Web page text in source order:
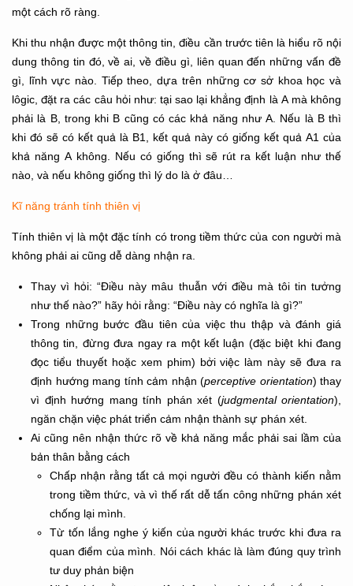
một cách rõ ràng.
Khi thu nhận được một thông tin, điều cần trước tiên là hiểu rõ nội
dung thông tin đó, về ai, về điều gì, liên quan đến những vấn đề
gì, lĩnh vực nào. Tiếp theo, dựa trên những cơ sở khoa học và
lôgic, đặt ra các câu hỏi như: tại sao lại khẳng định là A mà không
phải là B, trong khi B cũng có các khả năng như A. Nếu là B thì
khi đó sẽ có kết quả là B1, kết quả này có giống kết quả A1 của
khả năng A không. Nếu có giống thì sẽ rút ra kết luận như thế
nào, và nếu không giống thì lý do là ở đâu…
Kĩ năng tránh tính thiên vị
Tính thiên vị là một đặc tính có trong tiềm thức của con người mà
không phải ai cũng dễ dàng nhận ra.
Thay vì hỏi: “Điều này mâu thuẫn với điều mà tôi tin tưởng
như thế nào?” hãy hỏi rằng: “Điều này có nghĩa là gì?”
Trong những bước đầu tiên của việc thu thập và đánh giá
thông tin, đừng đưa ngay ra một kết luận (đặc biệt khi đang
đọc tiểu thuyết hoặc xem phim) bởi việc làm này sẽ đưa ra
định hướng mang tính cảm nhận (perceptive orientation) thay
vì định hướng mang tính phán xét (judgmental orientation),
ngăn chặn việc phát triển cảm nhận thành sự phán xét.
Ai cũng nên nhận thức rõ về khả năng mắc phải sai lầm của
bản thân bằng cách
Chấp nhận rằng tất cả mọi người đều có thành kiến nằm
trong tiềm thức, và vì thế rất dễ tấn công những phán xét
chống lại mình.
Từ tốn lắng nghe ý kiến của người khác trước khi đưa ra
quan điểm của mình. Nói cách khác là làm đúng quy trình
tư duy phản biện